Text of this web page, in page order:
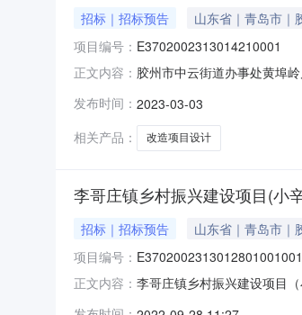
招标｜招标预告
山东省｜青岛市｜
项目编号： E3702002313014210001
正文内容： 胶州市中云街道办事处黄埠
人：宋主任联系电话：
发布时间： 2023-03-03
相关产品：
改造项目设计
李哥庄镇乡村振兴建设项目(小
招标｜招标预告
山东省｜青岛市｜
项目编号： E3702002313012801001001
正文内容： 李哥庄镇乡村振兴建设项目